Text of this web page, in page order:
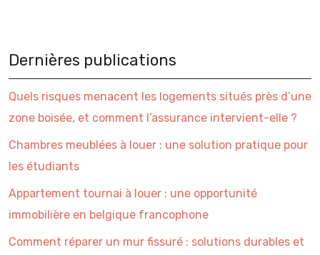
Dernières publications
Quels risques menacent les logements situés près d’une
zone boisée, et comment l’assurance intervient-elle ?
Chambres meublées à louer : une solution pratique pour
les étudiants
Appartement tournai à louer : une opportunité
immobilière en belgique francophone
Comment réparer un mur fissuré : solutions durables et